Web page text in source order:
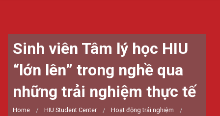
Sinh viên Tâm lý học HIU
“lớn lên” trong nghề qua
những trải nghiệm thực tế
Home HIU Student Center
Hoạt động trải nghiệm